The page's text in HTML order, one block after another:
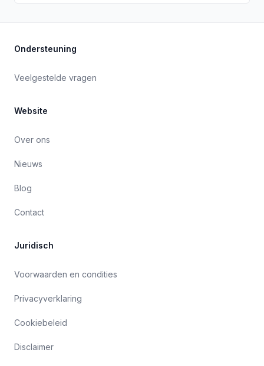
Ondersteuning
Veelgestelde vragen
Website
Over ons
Nieuws
Blog
Contact
Juridisch
Voorwaarden en condities
Privacyverklaring
Cookiebeleid
Disclaimer